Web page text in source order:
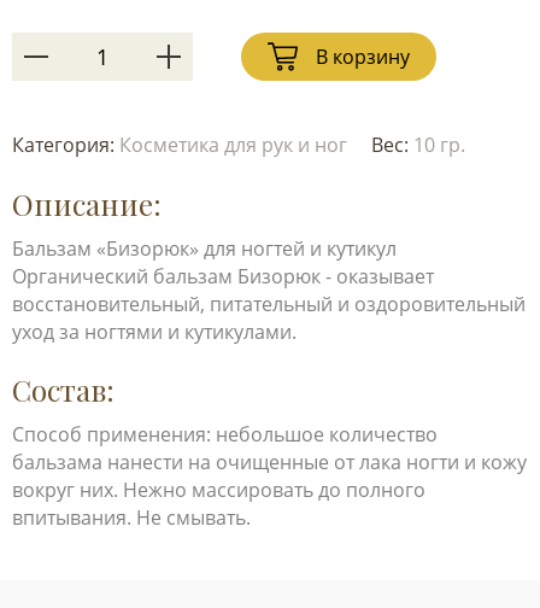
В корзину
Категория: Косметика для рук и ног Вес: 10 гр.
Описание:
Бальзам «Бизорюк» для ногтей и кутикул
Органический бальзам Бизорюк - оказывает
восстановительный, питательный и оздоровительный
уход за ногтями и кутикулами.
Состав:
Способ применения: небольшое количество
бальзама нанести на очищенные от лака ногти и кожу
вокруг них. Нежно массировать до полного
впитывания. Не смывать.